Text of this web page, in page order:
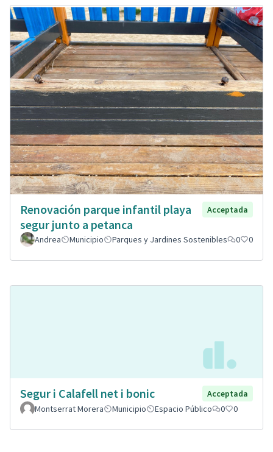
Renovación parque infantil playa
segur junto a petanca
Acceptada
Andrea Municipio Parques y Jardines Sostenibles 0 0
Segur i Calafell net i bonic
Acceptada
Montserrat Morera
Municipio Espacio Público 0 0